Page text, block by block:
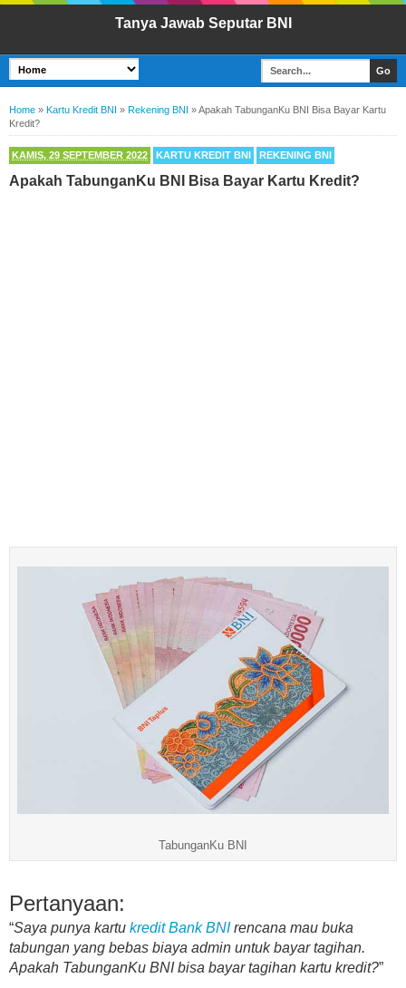
Tanya Jawab Seputar BNI
Home » Kartu Kredit BNI » Rekening BNI »Apakah TabunganKu BNI Bisa Bayar Kartu
Kredit?
KAMIS, 29 SEPTEMBER 2022 KARTU KREDIT BNI REKENING BNI
Apakah TabunganKu BNI Bisa Bayar Kartu Kredit?
TabunganKu BNI
Pertanyaan:
“Saya punya kartu kredit Bank BNIrencana mau buka
tabungan yang bebas biaya admin untuk bayar tagihan.
Apakah TabunganKu BNI bisa bayar tagihan kartu kredit?”